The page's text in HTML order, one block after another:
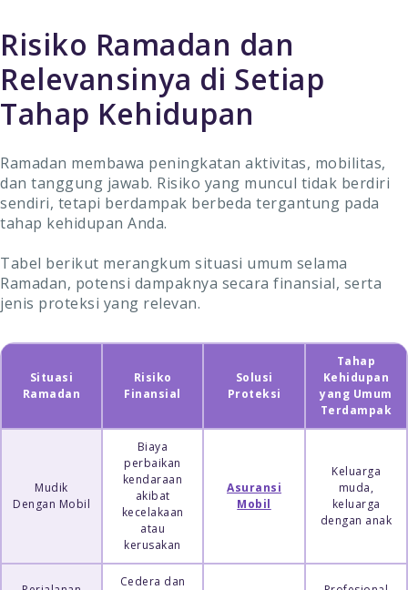
Risiko Ramadan dan
Relevansinya di Setiap
Tahap Kehidupan
Ramadan membawa peningkatan aktivitas, mobilitas,
dan tanggung jawab. Risiko yang muncul tidak berdiri
sendiri, tetapi berdampak berbeda tergantung pada
tahap kehidupan Anda.
Tabel berikut merangkum situasi umum selama
Ramadan, potensi dampaknya secara finansial, serta
jenis proteksi yang relevan.
Situasi
Ramadan
Risiko
Finansial
Solusi
Proteksi
Tahap
Kehidupan
yang Umum
Terdampak
Mudik
Dengan Mobil
Biaya
perbaikan
kendaraan
akibat
kecelakaan
atau
kerusakan
Asuransi
Mobil
Keluarga
muda,
keluarga
dengan anak
Cedera dan